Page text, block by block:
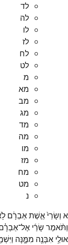
לד
לה
לו
לז
לח
לט
מ
מא
מב
מג
מד
מה
מו
מז
מח
מט
נ
א וְשָׂרַי֙אֵ֣שֶׁתאַבְרָ֔ם
וַתֹּ֨אמֶר שָׂרַ֜י אֶל־
אוּלַ֥י אִבָּנֶ֖ה מִמֶּ֑נָּה